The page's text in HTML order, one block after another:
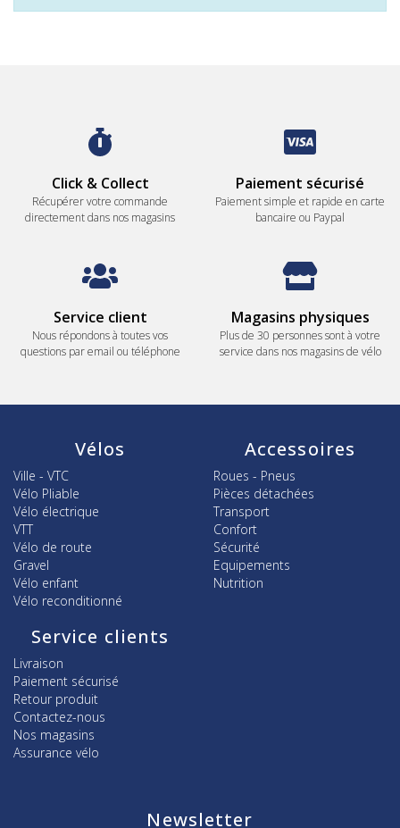
Click & Collect
Récupérer votre commande
directement dans nos magasins
Paiement sécurisé
Paiement simple et rapide en carte
bancaire ou Paypal
Service client
Nous répondons à toutes vos
questions par email ou téléphone
Magasins physiques
Plus de 30 personnes sont à votre
service dans nos magasins de vélo
Vélos
Ville - VTC
Vélo Pliable
Vélo électrique
VTT
Vélo de route
Gravel
Vélo enfant
Vélo reconditionné
Accessoires
Roues - Pneus
Pièces détachées
Transport
Confort
Sécurité
Equipements
Nutrition
Service clients
Livraison
Paiement sécurisé
Retour produit
Contactez-nous
Nos magasins
Assurance vélo
Newsletter